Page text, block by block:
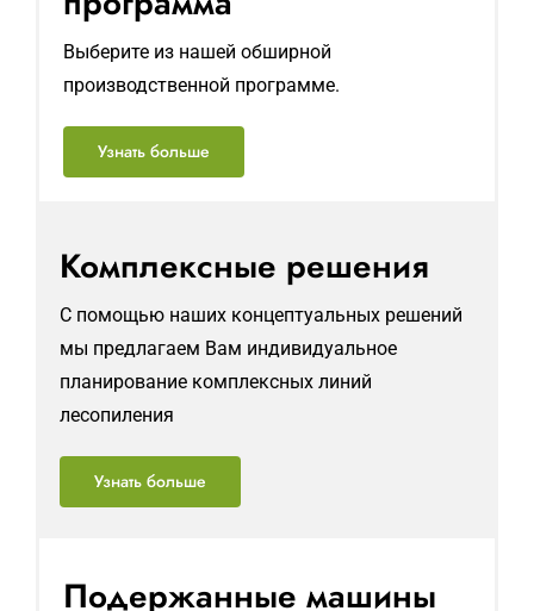
Выберите из нашей обширной
производственной программе.
Узнать больше
Комплексные решения
С помощью наших концептуальных решений
мы предлагаем Вам индивидуальное
планирование комплексных линий
лесопиления
Узнать больше
Подержанные машины